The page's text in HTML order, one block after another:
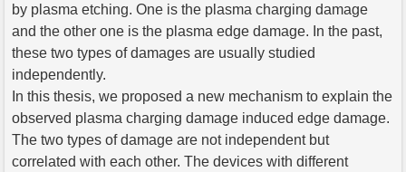
by plasma etching. One is the plasma charging damage
and the other one is the plasma edge damage. In the past,
these two types of damages are usually studied
independently.
In this thesis, we proposed a new mechanism to explain the
observed plasma charging damage induced edge damage.
The two types of damage are not independent but
correlated with each other. The devices with different